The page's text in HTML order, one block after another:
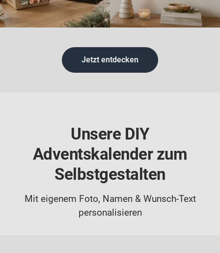
Jetzt entdecken
Unsere DIY
Adventskalender zum
Selbstgestalten
Mit eigenem Foto, Namen & Wunsch-Text
personalisieren